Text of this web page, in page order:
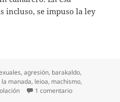
incluso, se impuso la ley
,agresión, barakaldo,
la manada, leioa, machismo,
1 comentarioen Todavía más